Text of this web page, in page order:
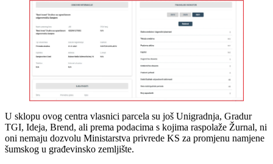
U sklopu ovog centra vlasnici parcela su još Unigradnja, Gradur
TGI, Ideja, Brend, ali prema podacima s kojima raspolaže Žurnal, ni
oni nemaju dozvolu Ministarstva privrede KS za promjenu namjene
šumskog u građevinsko zemljište.